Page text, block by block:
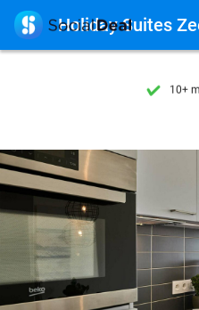
7 dagen
10+
 Holiday Suites